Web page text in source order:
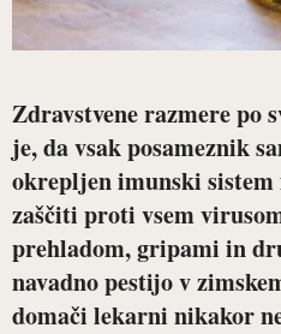
Zdravstvene razmere po
je, da vsak posameznik
okrepljen imunski
zaščiti proti vsem
prehladom, gripami in
navadno pestijo v
domači lekarni nikakor